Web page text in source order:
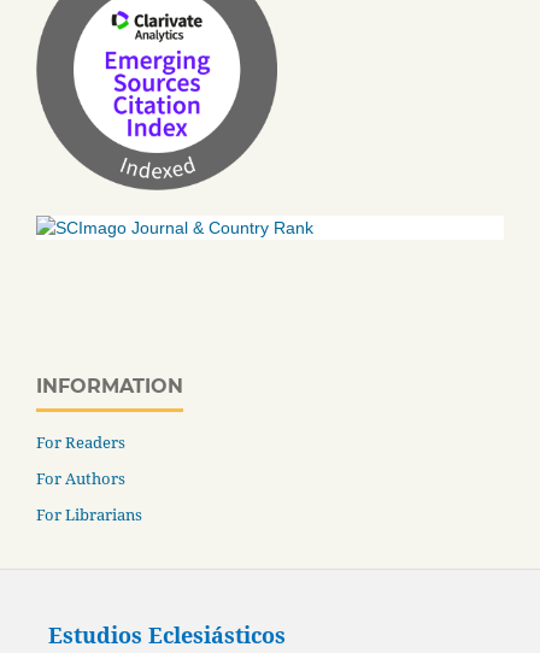
INFORMATION
For Readers
For Authors
For Librarians
Estudios Eclesiásticos